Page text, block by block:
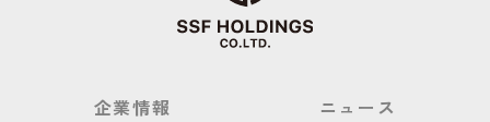
企業情報
ニュース